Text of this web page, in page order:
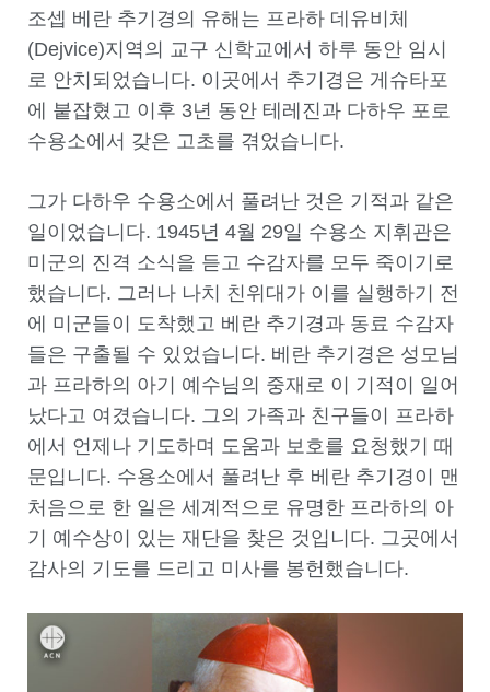
조셉 베란 추기경의 유해는 프라하 데유비체
(Dejvice)지역의 교구 신학교에서 하루 동안 임시
로 안치되었습니다. 이곳에서 추기경은 게슈타포
에 붙잡혔고 이후 3년 동안 테레진과 다하우 포로
수용소에서 갖은 고초를 겪었습니다.
그가 다하우 수용소에서 풀려난 것은 기적과 같은
일이었습니다. 1945년 4월 29일 수용소 지휘관은
미군의 진격 소식을 듣고 수감자를 모두 죽이기로
했습니다. 그러나 나치 친위대가 이를 실행하기 전
에 미군들이 도착했고 베란 추기경과 동료 수감자
들은 구출될 수 있었습니다. 베란 추기경은 성모님
과 프라하의 아기 예수님의 중재로 이 기적이 일어
났다고 여겼습니다. 그의 가족과 친구들이 프라하
에서 언제나 기도하며 도움과 보호를 요청했기 때
문입니다. 수용소에서 풀려난 후 베란 추기경이 맨
처음으로 한 일은 세계적으로 유명한 프라하의 아
기 예수상이 있는 재단을 찾은 것입니다. 그곳에서
감사의 기도를 드리고 미사를 봉헌했습니다.